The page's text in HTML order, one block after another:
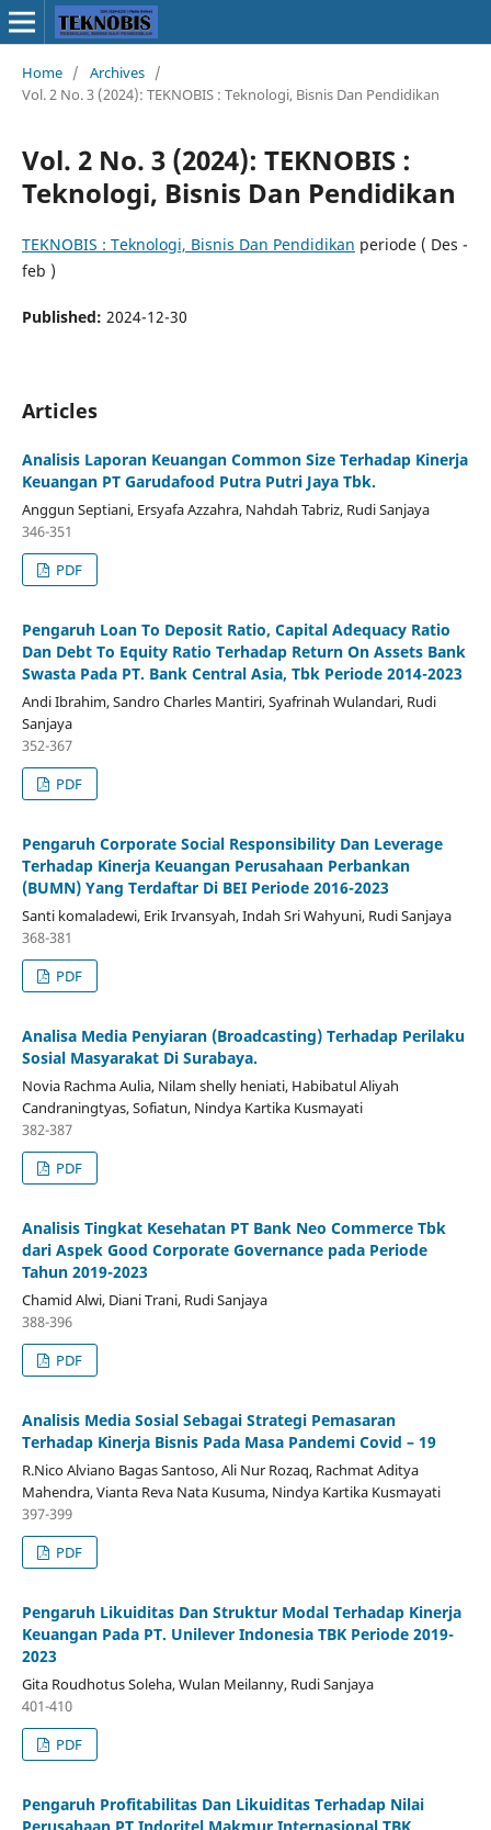
Home / Archives /
Vol. 2 No. 3 (2024): TEKNOBIS : Teknologi, Bisnis Dan Pendidikan
Vol. 2 No. 3 (2024): TEKNOBIS :
Teknologi, Bisnis Dan Pendidikan
TEKNOBIS : Teknologi, Bisnis Dan Pendidikan periode ( Des -
feb )
Published: 2024-12-30
Articles
Analisis Laporan Keuangan Common Size Terhadap Kinerja
Keuangan PT Garudafood Putra Putri Jaya Tbk.
Anggun Septiani, Ersyafa Azzahra, Nahdah Tabriz, Rudi Sanjaya
346-351
PDF
Pengaruh Loan To Deposit Ratio, Capital Adequacy Ratio
Dan Debt To Equity Ratio Terhadap Return On Assets Bank
Swasta Pada PT. Bank Central Asia, Tbk Periode 2014-2023
Andi Ibrahim, Sandro Charles Mantiri, Syafrinah Wulandari, Rudi
Sanjaya
352-367
PDF
Pengaruh Corporate Social Responsibility Dan Leverage
Terhadap Kinerja Keuangan Perusahaan Perbankan
(BUMN) Yang Terdaftar Di BEI Periode 2016-2023
Santi komaladewi, Erik Irvansyah, Indah Sri Wahyuni, Rudi Sanjaya
368-381
PDF
Analisa Media Penyiaran (Broadcasting) Terhadap Perilaku
Sosial Masyarakat Di Surabaya.
Novia Rachma Aulia, Nilam shelly heniati, Habibatul Aliyah
Candraningtyas, Sofiatun, Nindya Kartika Kusmayati
382-387
PDF
Analisis Tingkat Kesehatan PT Bank Neo Commerce Tbk
dari Aspek Good Corporate Governance pada Periode
Tahun 2019-2023
Chamid Alwi, Diani Trani, Rudi Sanjaya
388-396
PDF
Analisis Media Sosial Sebagai Strategi Pemasaran
Terhadap Kinerja Bisnis Pada Masa Pandemi Covid – 19
R.Nico Alviano Bagas Santoso, Ali Nur Rozaq, Rachmat Aditya
Mahendra, Vianta Reva Nata Kusuma, Nindya Kartika Kusmayati
397-399
PDF
Pengaruh Likuiditas Dan Struktur Modal Terhadap Kinerja
Keuangan Pada PT. Unilever Indonesia TBK Periode 2019-
2023
Gita Roudhotus Soleha, Wulan Meilanny, Rudi Sanjaya
401-410
PDF
Pengaruh Profitabilitas Dan Likuiditas Terhadap Nilai